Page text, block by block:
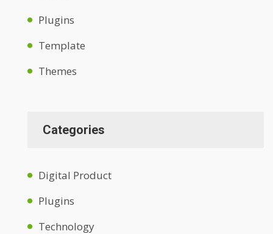
Plugins
Template
Themes
Categories
Digital Product
Plugins
Technology